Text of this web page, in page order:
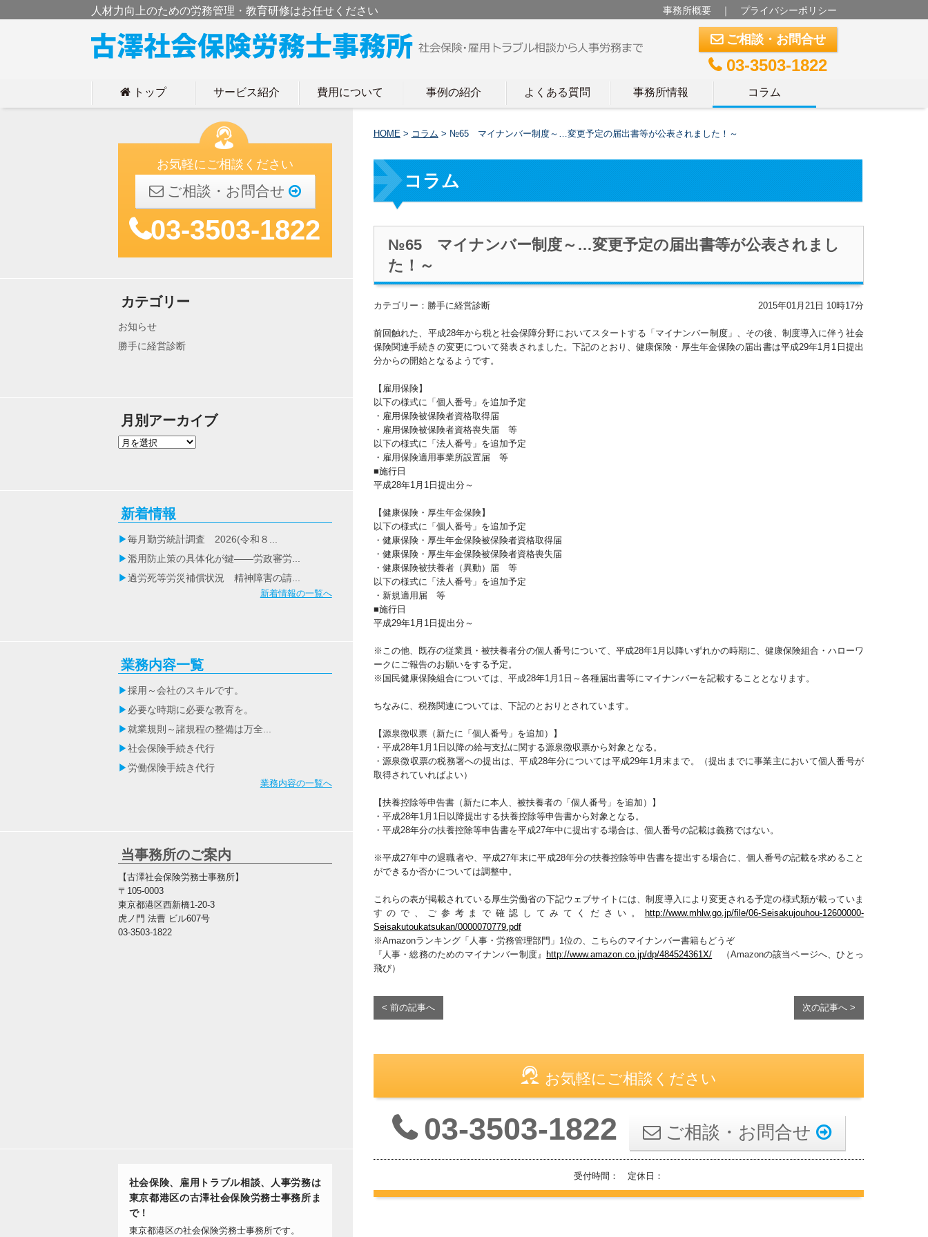
人材力向上のための労務管理・教育研修はお任せください 事務所概要 ｜ プライバシーポリシー
mご相談・お問合せ
t03-3503-1822
hトップ サービス紹介 費用について 事例の紹介 よくある質問 事務所情報 コラム
HOME> コラム > №65 マイナンバー制度～…変更予定の届出書等が公表されました！～
コラム
№65 マイナンバー制度～…変更予定の届出書等が公表されまし
た！～
カテゴリー：勝手に経営診断 2015年01月21日 10時17分
前回触れた、平成28年から税と社会保障分野においてスタートする「マイナンバー制度」、その後、制度導入に伴う社会
保険関連手続きの変更について発表されました。下記のとおり、健康保険・厚生年金保険の届出書は平成29年1月1日提出
分からの開始となるようです。
【雇用保険】
以下の様式に「個人番号」を追加予定
・雇用保険被保険者資格取得届
・雇用保険被保険者資格喪失届 等
以下の様式に「法人番号」を追加予定
・雇用保険適用事業所設置届 等
■施行日
平成28年1月1日提出分～
【健康保険・厚生年金保険】
以下の様式に「個人番号」を追加予定
・健康保険・厚生年金保険被保険者資格取得届
・健康保険・厚生年金保険被保険者資格喪失届
・健康保険被扶養者（異動）届 等
以下の様式に「法人番号」を追加予定
・新規適用届 等
■施行日
平成29年1月1日提出分～
※この他、既存の従業員・被扶養者分の個人番号について、平成28年1月以降いずれかの時期に、健康保険組合・ハローワ
ークにご報告のお願いをする予定。
※国民健康保険組合については、平成28年1月1日～各種届出書等にマイナンバーを記載することとなります。
ちなみに、税務関連については、下記のとおりとされています。
【源泉徴収票（新たに「個人番号」を追加）】
・平成28年1月1日以降の給与支払に関する源泉徴収票から対象となる。
・源泉徴収票の税務署への提出は、平成28年分については平成29年1月末まで。（提出までに事業主において個人番号が
取得されていればよい）
【扶養控除等申告書（新たに本人、被扶養者の「個人番号」を追加）】
・平成28年1月1日以降提出する扶養控除等申告書から対象となる。
・平成28年分の扶養控除等申告書を平成27年中に提出する場合は、個人番号の記載は義務ではない。
※平成27年中の退職者や、平成27年末に平成28年分の扶養控除等申告書を提出する場合に、個人番号の記載を求めること
ができるか否かについては調整中。
これらの表が掲載されている厚生労働省の下記ウェブサイトには、制度導入により変更される予定の様式類が載っていま
すので、ご参考まで確認してみてください。
http://www.mhlw.go.jp/file/06-Seisakujouhou-12600000-
Seisakutoukatsukan/0000070779.pdf
※Amazonランキング「人事・労務管理部門」1位の、こちらのマイナンバー書籍もどうぞ
『人事・総務のためのマイナンバー制度』
http://www.amazon.co.jp/dp/484524361X/ （Amazonの該当ページへ、ひとっ
飛び）
< 前の記事へ 次の記事へ >
お気軽にご相談ください
03-3503-1822 ご相談・お問合せ
受付時間： 定休日：
お気軽にご相談ください
ご相談・お問合せ
03-3503-1822
カテゴリー
お知らせ
勝手に経営診断
月別アーカイブ
新着情報
毎月勤労統計調査 2026(令和８...
濫用防止策の具体化が鍵――労政審労...
過労死等労災補償状況 精神障害の請...
新着情報の一覧へ
業務内容一覧
採用～会社のスキルです。
必要な時期に必要な教育を。
就業規則～諸規程の整備は万全...
社会保険手続き代行
労働保険手続き代行
業務内容の一覧へ
当事務所のご案内
【古澤社会保険労務士事務所】
〒105-0003
東京都港区西新橋1-20-3
虎ノ門 法曹 ビル607号
03-3503-1822
社会保険、雇用トラブル相談、人事労務は
東京都港区の古澤社会保険労務士事務所ま
で！
東京都港区の社会保険労務士事務所です。